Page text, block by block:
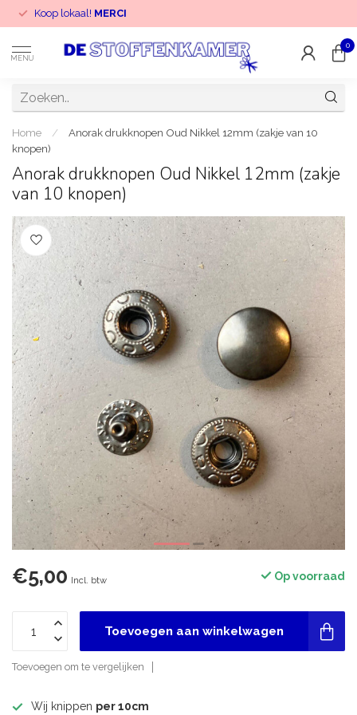
Koop lokaal! MERCI
MENU
0
Home /
Anorak drukknopen Oud Nikkel 12mm (zakje van 10
knopen)
Anorak drukknopen Oud Nikkel 12mm (zakje
van 10 knopen)
€5,00 Incl. btw Op voorraad
Toevoegen aan winkelwagen
Toevoegen om te vergelijken
Wij knippen per 10cm